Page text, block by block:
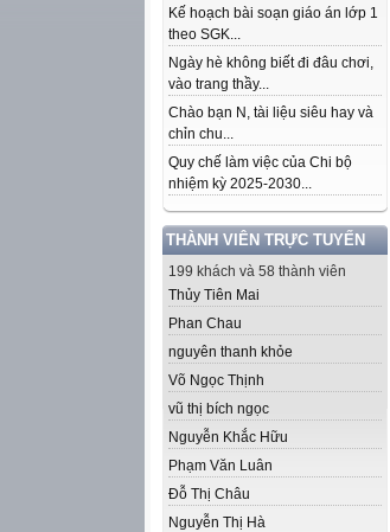
Kế hoạch bài soạn giáo án lớp 1
theo SGK...
Ngày hè không biết đi đâu chơi,
vào trang thầy...
Chào bạn N, tài liệu siêu hay và
chỉn chu...
Quy chế làm việc của Chi bộ
nhiệm kỳ 2025-2030...
THÀNH VIÊN TRỰC TUYẾN
199 khách và 58 thành viên
Thủy Tiên Mai
Phan Chau
nguyên thanh khỏe
Võ Ngọc Thịnh
vũ thị bích ngọc
Nguyễn Khắc Hữu
Phạm Văn Luân
Đỗ Thị Châu
Nguyễn Thị Hà